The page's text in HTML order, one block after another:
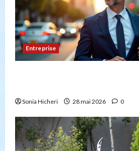
Entreprise
Sonia Hicheri 28 mai 2026 0